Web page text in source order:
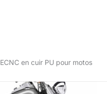
en cuir PU pour motos